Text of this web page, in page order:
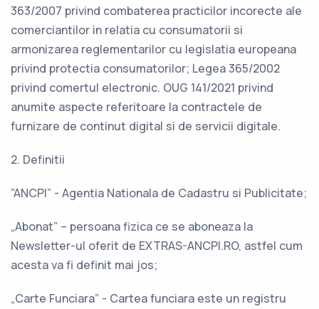
363/2007 privind combaterea practicilor incorecte ale
comerciantilor in relatia cu consumatorii si
armonizarea reglementarilor cu legislatia europeana
privind protectia consumatorilor; Legea 365/2002
privind comertul electronic. OUG 141/2021 privind
anumite aspecte referitoare la contractele de
furnizare de continut digital si de servicii digitale.
2. Definitii
”ANCPI” - Agentia Nationala de Cadastru si Publicitate;
„Abonat” – persoana fizica ce se aboneaza la
Newsletter-ul oferit de EXTRAS-ANCPI.RO, astfel cum
acesta va fi definit mai jos;
„Carte Funciara” - Cartea funciara este un registru